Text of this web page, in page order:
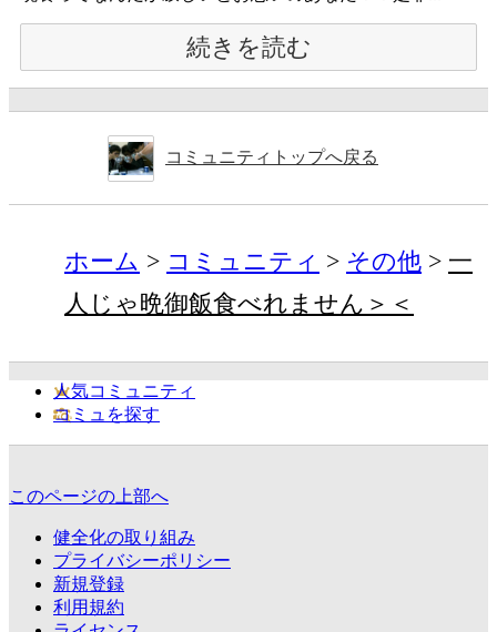
続きを読む
コミュニティトップへ戻る
ホーム コミュニティ その他
一
人じゃ晩御飯食べれません＞＜
人気コミュニティ
コミュを探す
このページの上部へ
健全化の取り組み
プライバシーポリシー
新規登録
利用規約